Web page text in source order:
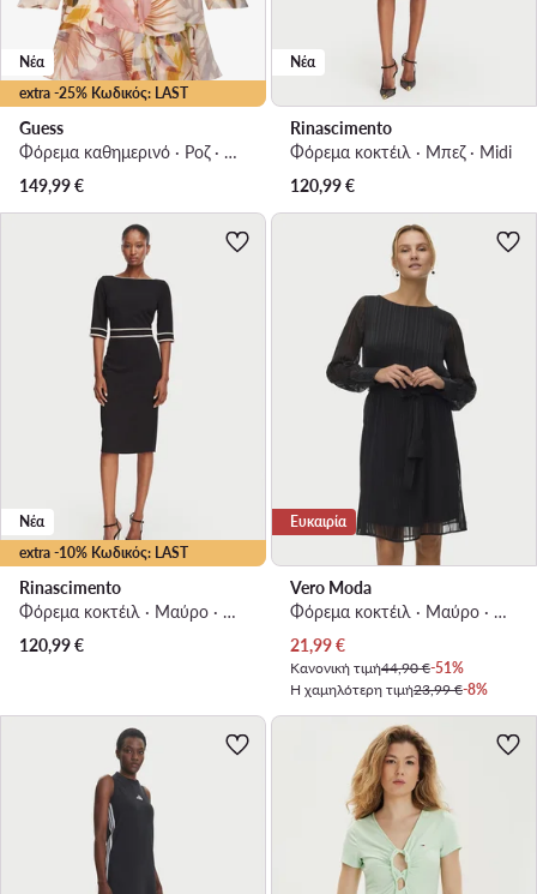
extra -25% Κωδικός: LAST
Νέα
Guess
Φόρεμα καθημερινό · Ροζ · Mini
149,99€
Νέα
Rinascimento
Φόρεμα κοκτέιλ · Μπεζ · Midi
120,99€
extra -10% Κωδικός: LAST
Νέα
Rinascimento
Φόρεμα κοκτέιλ · Μαύρο · Midi
120,99€
Ευκαιρία
Vero Moda
Φόρεμα κοκτέιλ · Μαύρο · Mini
Τρέχουσα τιμή
21,99€
Κανονική τιμή44,90 €-51%
Η χαμηλότερη τιμή23,99 €-8%